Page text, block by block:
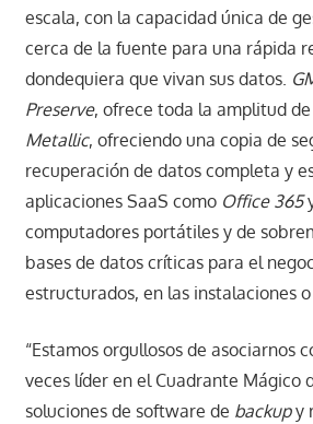
escala, con la capacidad única de
cerca de la fuente para una rápida
dondequiera que vivan sus datos.
Preserve, ofrece toda la amplitud
Metallic, ofreciendo una copia de
recuperación de datos completa y
aplicaciones SaaS como Office 365
computadores portátiles y de
bases de datos críticas para el
estructurados, en las instalaciones
“Estamos orgullosos de asociarnos
veces líder en el Cuadrante Mágico
soluciones de software de backupy